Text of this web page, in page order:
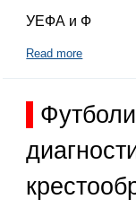
УЕФА и Ф
Read more